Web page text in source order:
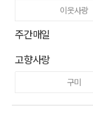
이웃사랑
주간매일
고향사랑
구미